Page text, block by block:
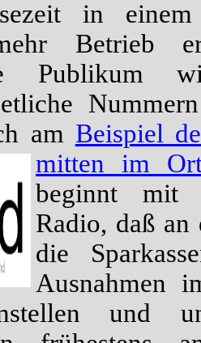
in
Betrieb
Publikum
am Beispiel
mitten im
beginnt mit
Radio, daß an
die
Ausnahmen
und